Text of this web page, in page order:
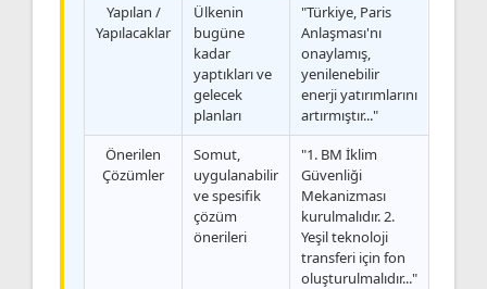
Yapılan /
Yapılacaklar
Ülkenin
bugüne
kadar
yaptıkları ve
gelecek
planları
"Türkiye, Paris
Anlaşması'nı
onaylamış,
yenilenebilir
enerji yatırımlarını
artırmıştır..."
Önerilen
Çözümler
Somut,
uygulanabilir
ve spesifik
çözüm
önerileri
"1. BM İklim
Güvenliği
Mekanizması
kurulmalıdır. 2.
Yeşil teknoloji
transferi için fon
oluşturulmalıdır..."